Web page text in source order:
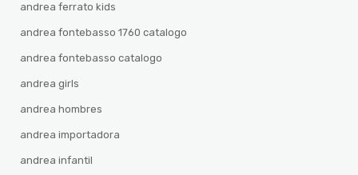
andrea ferrato kids
andrea fontebasso 1760 catalogo
andrea fontebasso catalogo
andrea girls
andrea hombres
andrea importadora
andrea infantil